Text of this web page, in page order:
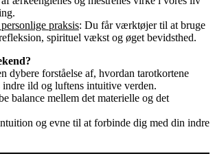
praksis: Du får værktøjer til at bruge
spirituel vækst og øget bevidsthed.
dybere forståelse af, hvordan tarotkortene
indre ild og luftens intuitive verden.
balance mellem det materielle og det
og evne til at forbinde dig med din indre